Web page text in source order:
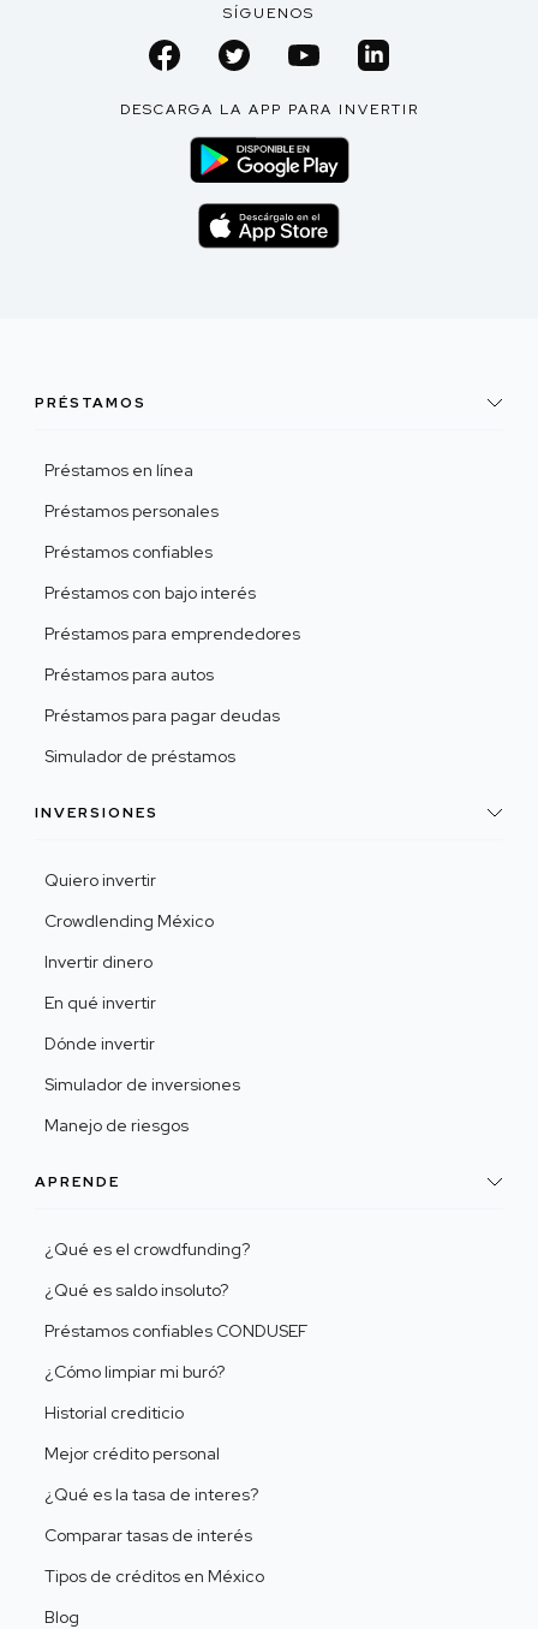
SÍGUENOS
DESCARGA LA APP PARA INVERTIR
PRÉSTAMOS
Préstamos en línea
Préstamos personales
Préstamos confiables
Préstamos con bajo interés
Préstamos para emprendedores
Préstamos para autos
Préstamos para pagar deudas
Simulador de préstamos
INVERSIONES
Quiero invertir
Crowdlending México
Invertir dinero
En qué invertir
Dónde invertir
Simulador de inversiones
Manejo de riesgos
APRENDE
¿Qué es el crowdfunding?
¿Qué es saldo insoluto?
Préstamos confiables CONDUSEF
¿Cómo limpiar mi buró?
Historial crediticio
Mejor crédito personal
¿Qué es la tasa de interes?
Comparar tasas de interés
Tipos de créditos en México
Blog